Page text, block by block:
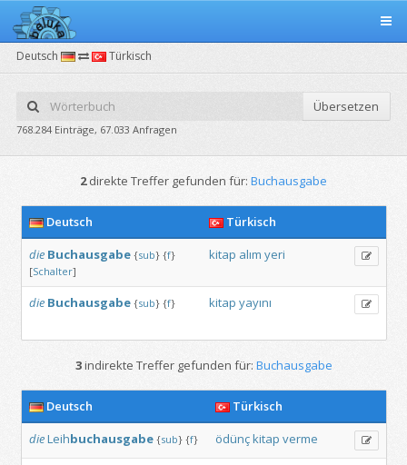
Deutsch Türkisch
Übersetzen
768.284 Einträge, 67.033 Anfragen
2direkte Treffer gefunden für: Buchausgabe
Deutsch
Türkisch
die Buchausgabe {sub} {f}
[Schalter]
kitap alım yeri
die Buchausgabe {sub} {f} kitap yayını
3indirekte Treffer gefunden für: Buchausgabe
Deutsch
Türkisch
dieLeihbuchausgabe {sub} {f} ödünçkitap verme